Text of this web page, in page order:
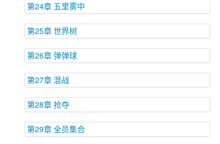
第24章 五里雾中
第25章 世界树
第26章 弹弹球
第27章 混战
第28章 抢夺
第29章 全员集合